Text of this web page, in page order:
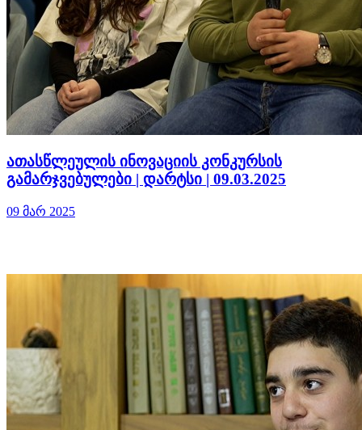
ათასწლეულის ინოვაციის კონკურსის
გამარჯვებულები | დარტსი | 09.03.2025
09 მარ 2025